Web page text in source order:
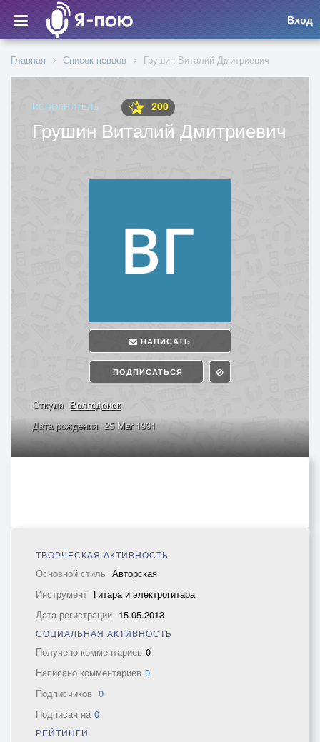
Вход
Главная Список певцов Грушин Виталий Дмитриевич
ИСПОЛНИТЕЛЬ 200
Грушин Виталий Дмитриевич
НАПИСАТЬ
ПОДПИСАТЬСЯ
Откуда Волгодонск
Дата рождения 25 Mar 1991
ТВОРЧЕСКАЯ АКТИВНОСТЬ
Основной стиль Авторская
Инструмент Гитара и электрогитара
Дата регистрации 15.05.2013
СОЦИАЛЬНАЯ АКТИВНОСТЬ
Получено комментариев 0
Написано комментариев 0
Подписчиков 0
Подписан на 0
РЕЙТИНГИ